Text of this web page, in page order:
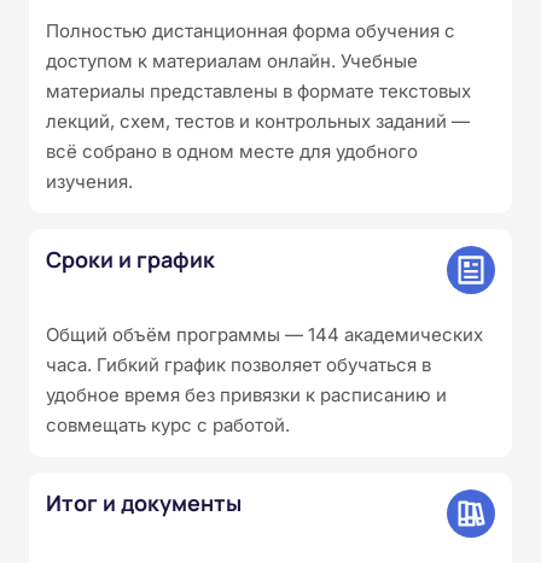
Полностью дистанционная форма обучения с
доступом к материалам онлайн. Учебные
материалы представлены в формате текстовых
лекций, схем, тестов и контрольных заданий —
всё собрано в одном месте для удобного
изучения.
Сроки и график
Общий объём программы — 144 академических
часа. Гибкий график позволяет обучаться в
удобное время без привязки к расписанию и
совмещать курс с работой.
Итог и документы